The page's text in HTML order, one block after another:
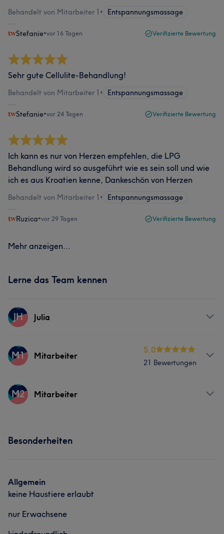
Behandelt von Mitarbeiter 1 • Entspannungsmassage
Stefanie•vor 16 Tagen Verifizierte Bewertung
Sehr gute Cellulite-Behandlung!
Behandelt von Mitarbeiter 1 • Entspannungsmassage
Stefanie•vor 24 Tagen Verifizierte Bewertung
Ich kann es nur von Herzen empfehlen, die LPG
Behandlung wird so ausgeführt wie es sein soll und wie
ich es aus Kroatien kenne, Dankeschön von Herzen
Behandelt von Mitarbeiter 1 • Entspannungsmassage
Ruzica•vor 29 Tagen Verifizierte Bewertung
Mehr anzeigen...
Lerne das Team kennen
JH Julia
Services
M1 Mitarbeiter
5.0
21 Bewertungen
Services
M2 Mitarbeiter
Besonderheiten
Allgemein
keine Haustiere erlaubt
nur Erwachsene